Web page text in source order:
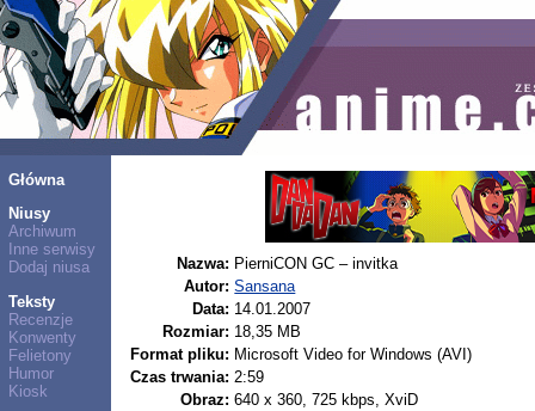
Główna
Niusy
Archiwum
Inne serwisy
Dodaj niusa
Teksty
Recenzje
Konwenty
Felietony
Humor
Kiosk
Nazwa: PierniCON GC – invitka
Autor: Sansana
Data: 14.01.2007
Rozmiar: 18,35 MB
Format pliku: Microsoft Video for Windows (AVI)
Czas trwania: 2:59
Obraz: 640 x 360, 725 kbps, XviD